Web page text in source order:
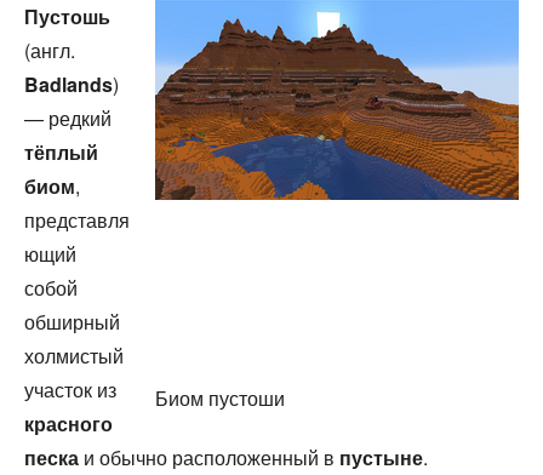
Биом пустоши
Пустошь
(англ.
Badlands)
— редкий
тёплый
биом,
представля
ющий
собой
обширный
холмистый
участок из
красного
песка и обычно расположенный в пустыне.